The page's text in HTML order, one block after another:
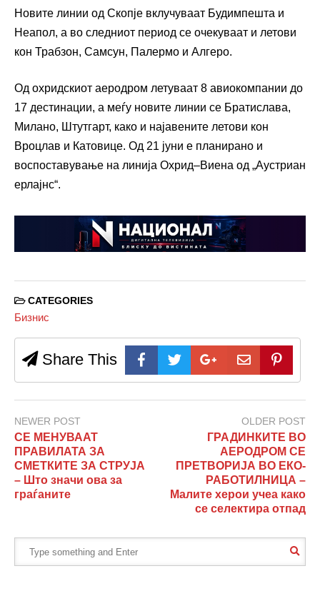
Новите линии од Скопје вклучуваат Будимпешта и
Неапол, а во следниот период се очекуваат и летови
кон Трабзон, Самсун, Палермо и Алгеро.
Од охридскиот аеродром летуваат 8 авиокомпании до
17 дестинации, а меѓу новите линии се Братислава,
Милано, Штутгарт, како и најавените летови кон
Вроцлав и Катовице. Од 21 јуни е планирано и
воспоставување на линија Охрид–Виена од „Аустриан
ерлајнс“.
CATEGORIES
Бизнис
Share This
NEWER POST
СЕ МЕНУВААТ
ПРАВИЛАТА ЗА
СМЕТКИТЕ ЗА СТРУЈА
– Што значи ова за
граѓаните
OLDER POST
ГРАДИНКИТЕ ВО
АЕРОДРОМ СЕ
ПРЕТВОРИЈА ВО ЕКО-
РАБОТИЛНИЦА –
Малите херои учеа како
се селектира отпад